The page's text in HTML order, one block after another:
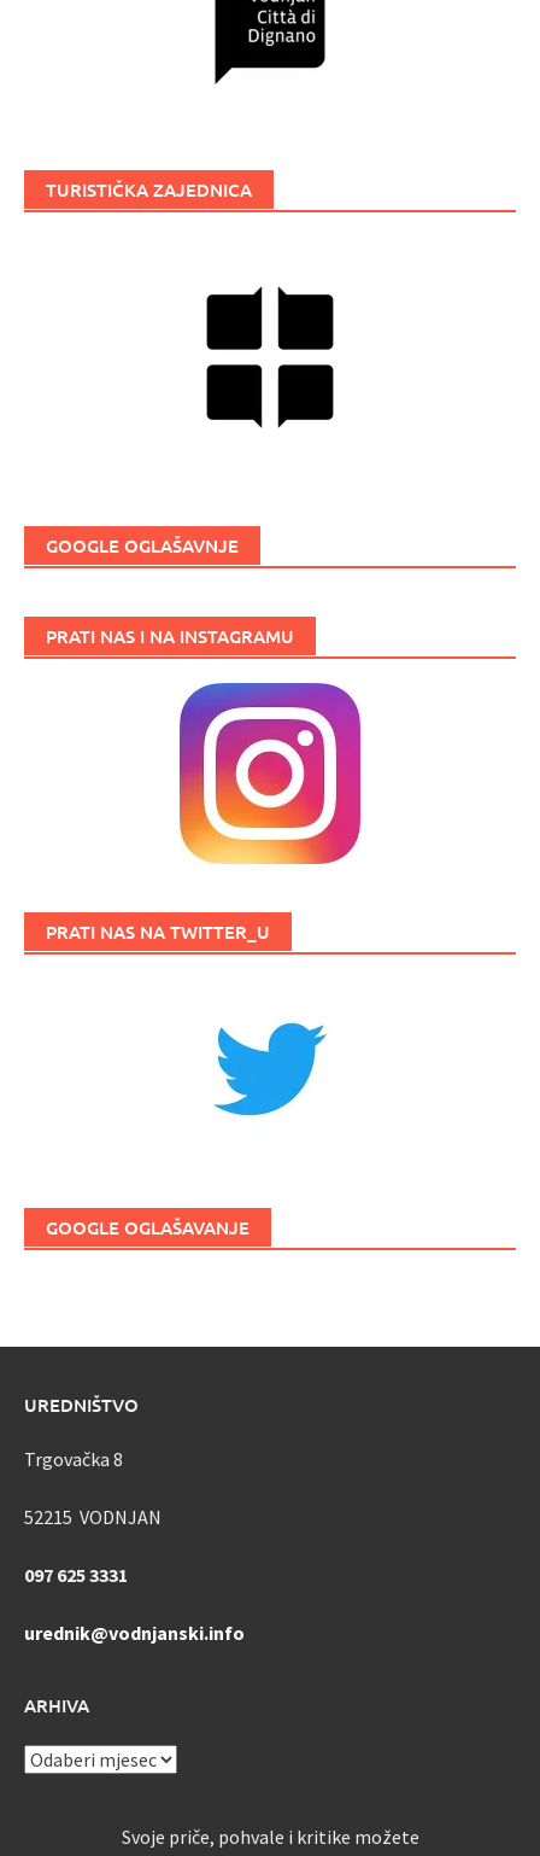
TURISTIČKA ZAJEDNICA
GOOGLE OGLAŠAVNJE
PRATI NAS I NA INSTAGRAMU
PRATI NAS NA TWITTER_U
GOOGLE OGLAŠAVANJE
UREDNIŠTVO
Trgovačka 8
52215 VODNJAN
097 625 3331
urednik@vodnjanski.info
ARHIVA
ARHIVA
Svoje priče, pohvale i kritike možete